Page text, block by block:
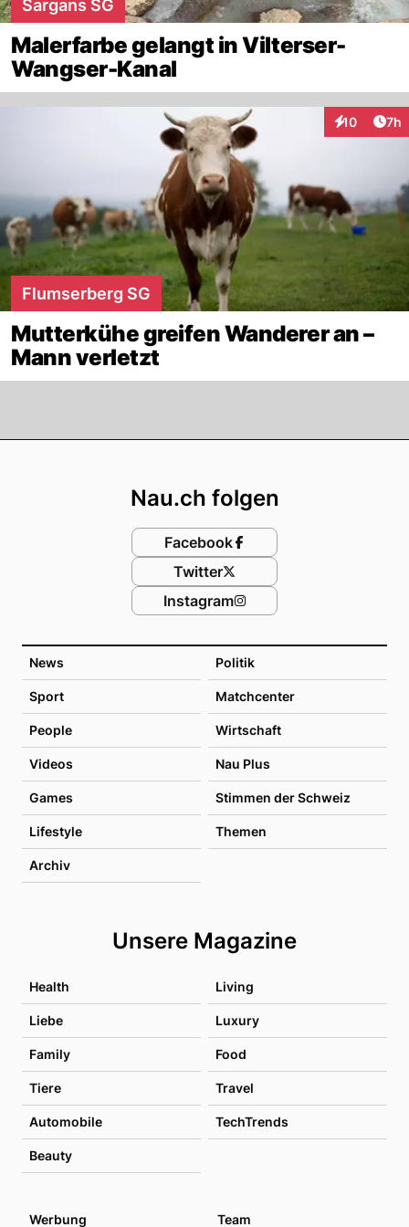
Sargans SG
Malerfarbe gelangt in Vilterser-
Wangser-Kanal
10 7h
Flumserberg SG
Mutterkühe greifen Wanderer an –
Mann verletzt
News Politik
Sport Matchcenter
People Wirtschaft
Videos Nau Plus
Games Stimmen der Schweiz
Lifestyle Themen
Archiv
Unsere Magazine
Health Living
Liebe Luxury
Family Food
Tiere Travel
Automobile TechTrends
Beauty
Nau.ch folgen
Facebook
Twitter
Instagram
Werbung Team